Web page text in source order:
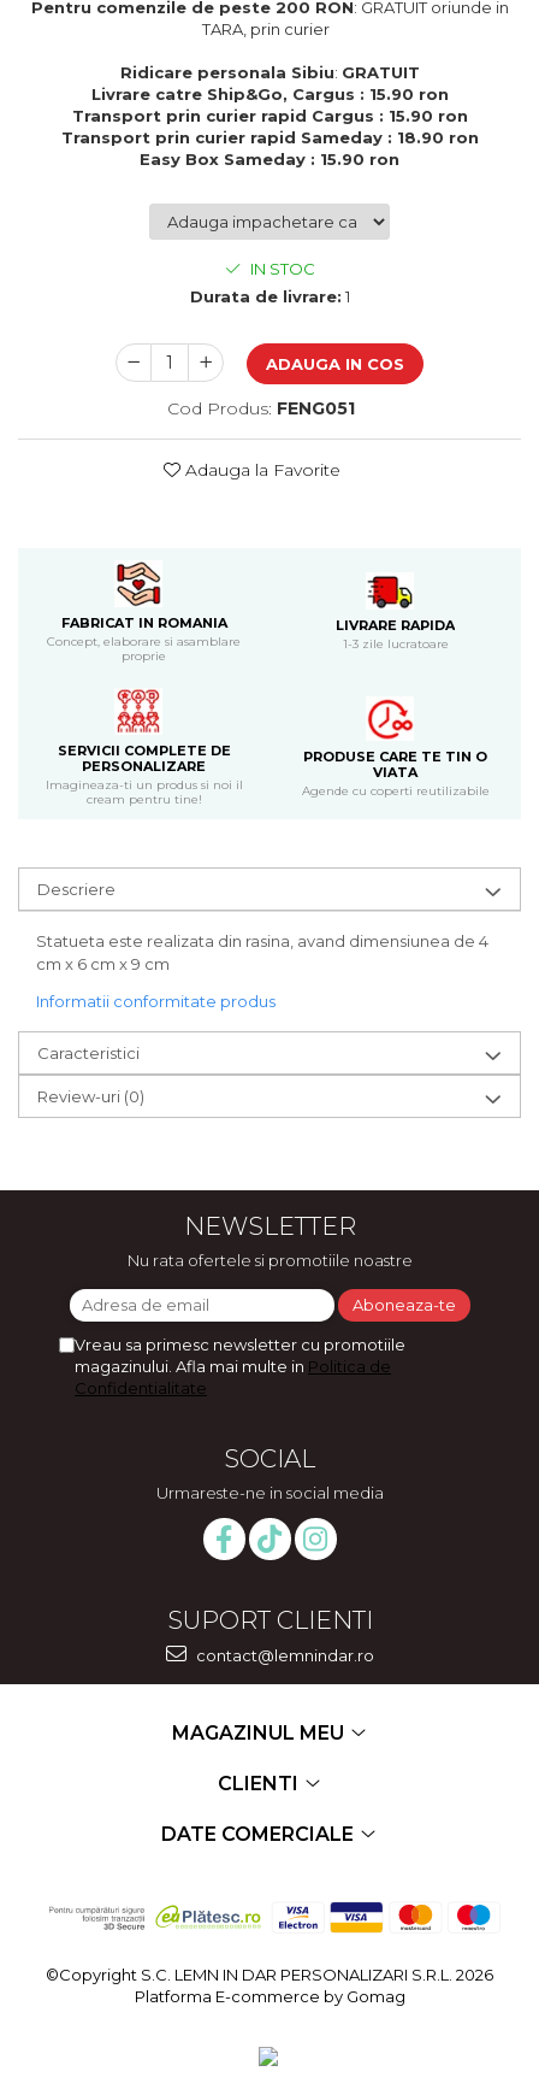
Cadouri personalizate pentru
cei dragi
Cadouri pentru profesori
Cadouri pentru parinti
Cadouri pentru cea mai buna
Cadouri pentru bunici
Pentru comenzile de peste 200 RON: GRATUIT oriunde in
TARA, prin curier
Ridicare personala Sibiu: GRATUIT
Livrare catre Ship&Go, Cargus : 15.90 ron
Transport prin curier rapid Cargus : 15.90 ron
Transport prin curier rapid Sameday : 18.90 ron
Easy Box Sameday : 15.90 ron
IN STOC
Durata de livrare: 1
ADAUGA IN COS
Cod Produs: FENG051
Adauga la Favorite
FABRICAT IN ROMANIA
Concept, elaborare si asamblare
proprie
LIVRARE RAPIDA
1-3 zile lucratoare
SERVICII COMPLETE DE
PERSONALIZARE
Imagineaza-ti un produs si noi il
cream pentru tine!
PRODUSE CARE TE TIN O
VIATA
Agende cu coperti reutilizabile
Descriere
Statueta este realizata din rasina, avand dimensiunea de 4
cm x 6 cm x 9 cm
Informatii conformitate produs
Caracteristici
Review-uri (0)
NEWSLETTER
Nu rata ofertele si promotiile noastre
Vreau sa primesc newsletter cu promotiile
magazinului. Afla mai multe in Politica de
Confidentialitate
SOCIAL
Urmareste-ne in social media
SUPORT CLIENTI
contact@lemnindar.ro
MAGAZINUL MEU
CLIENTI
DATE COMERCIALE
©Copyright S.C. LEMN IN DAR PERSONALIZARI S.R.L. 2026
Platforma E-commerce by Gomag